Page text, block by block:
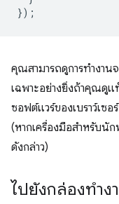
});
คุณสามารถดูการทำงาน
เฉพาะอย่างยิ่งถ้าคุณดู
ซอฟต์แวร์ของเบราว์เซ
(หากเครื่องมือสำหรับนั
ดังกล่าว)
ไปยังกล่องทำง